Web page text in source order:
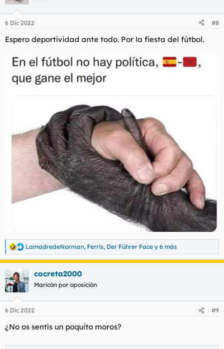
6 Dic 2022 #8
Espero deportividad ante todo. Por la fiesta del fútbol.
R
e
a
c
c
i
e
:
LamadredeNorman, Ferris, Der Führer Face y 6 más
cocreta2000
Maricón por oposición
6 Dic 2022 #9
¿No os sentís un poquito moros?